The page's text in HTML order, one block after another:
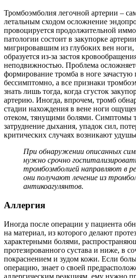
Тромбоэмболия легочной артерии –
летальным сходом осложнение
провоцируется продолжительной
патологии состоит в закупорке
мигрировавшим из глубоких вен ноги,
образуется из-за застоя
неподвижностью. Проблема
формирование тромба в ноге зачастую
бессимптомно, а все признаки
знать лишь тогда, когда сгусток
артерию. Иногда, впрочем, тромб
стадии нахождения в вене ноги
отеком, тянущими болями. Симптомы
затруднение дыхания, упадок сил,
критических случаях возникают
При обнаружении описанных
нужно срочно
тромбоэмболией направляют в
они получают лечение из
антикоагулянтов.
Аллергия
Иногда после операции у пациента
на материал, из которого делают
характерными болями,
протезированного сустава и ниже, в
покраснением и зудом кожи. Если
операцию, знает о своей
аллергическим реакциям, ему нужно